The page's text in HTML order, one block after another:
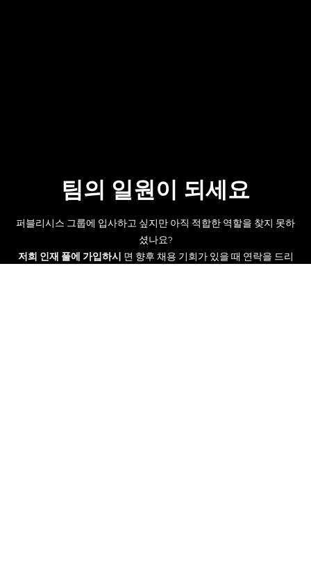
팀의 일원이 되세요
퍼블리시스 그룹에 입사하고 싶지만 아직 적합한 역할을 찾지 못하
셨나요?
저희 인재 풀에 가입하시 면 향후 채용 기회가 있을 때 연락을 드리